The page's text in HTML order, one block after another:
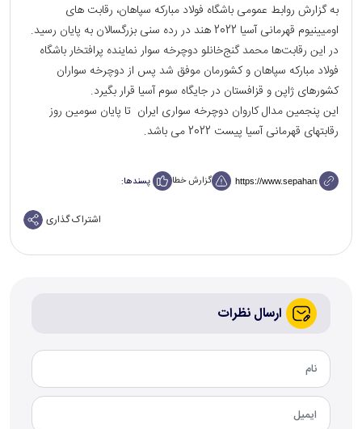
به گزارش روابط عمومی باشگاه فولاد مبارکه سپاهان، رقابت های
اومیینیوم قهرمانی آسیا 2022 هند در رده سنی بزرگسالان به پایان رسید.
در این رقابت‌ها محمد گنج‌خانلو دوچرخه سوار نماینده پرافتخار باشگاه
فولاد مبارکه سپاهان و کشورمان موفق شد پس از دوچرخه سواران
کشورهای ژاپن و قزافستان در جایگاه سوم آسیا قرار بگیرد.
این پنجمین مدال کاروان دوچرخه سواری ایران تا پایان سومین روز
رقابتهای قهرمانی آسیا پیست 2022 می باشد.
گزارش خطا پسندها:
اشتراک گذاری
ارسال نظرات